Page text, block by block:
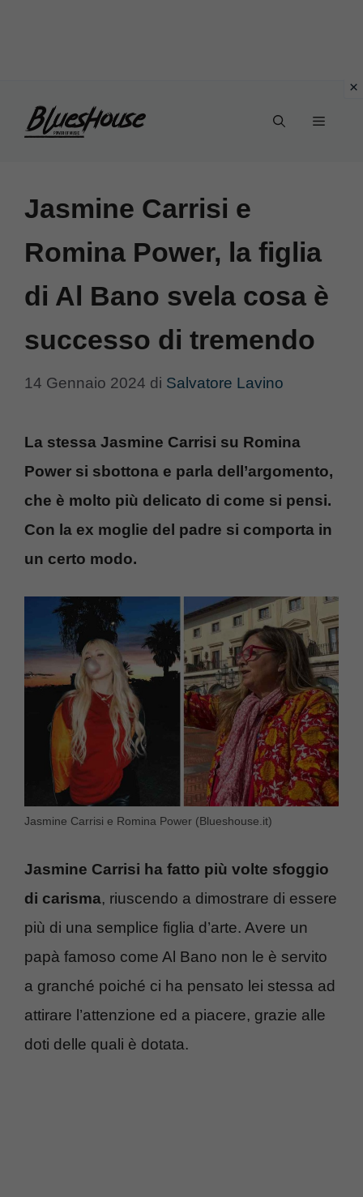
Menu
Jasmine Carrisi e
Romina Power, la figlia
di Al Bano svela cosa è
successo di tremendo
14 Gennaio 2024 di Salvatore Lavino
La stessa Jasmine Carrisi su Romina
Power si sbottona e parla dell’argomento,
che è molto più delicato di come si pensi.
Con la ex moglie del padre si comporta in
un certo modo.
Jasmine Carrisi e Romina Power (Blueshouse.it)
Jasmine Carrisi ha fatto più volte sfoggio
di carisma, riuscendo a dimostrare di essere
più di una semplice figlia d’arte. Avere un
papà famoso come Al Bano non le è servito
a granché poiché ci ha pensato lei stessa ad
attirare l’attenzione ed a piacere, grazie alle
doti delle quali è dotata.